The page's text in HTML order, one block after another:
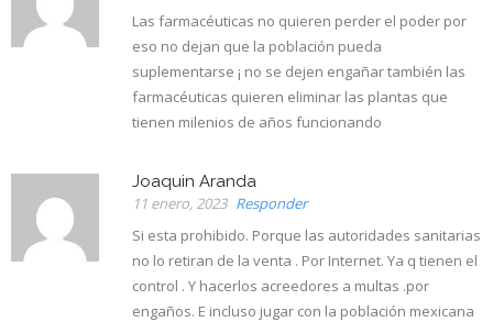
Las farmacéuticas no quieren perder el poder por
eso no dejan que la población pueda
suplementarse ¡ no se dejen engañar también las
farmacéuticas quieren eliminar las plantas que
tienen milenios de años funcionando
Joaquin Aranda
11 enero, 2023 Responder
Si esta prohibido. Porque las autoridades sanitarias
no lo retiran de la venta . Por Internet. Ya q tienen el
control . Y hacerlos acreedores a multas .por
engaños. E incluso jugar con la población mexicana